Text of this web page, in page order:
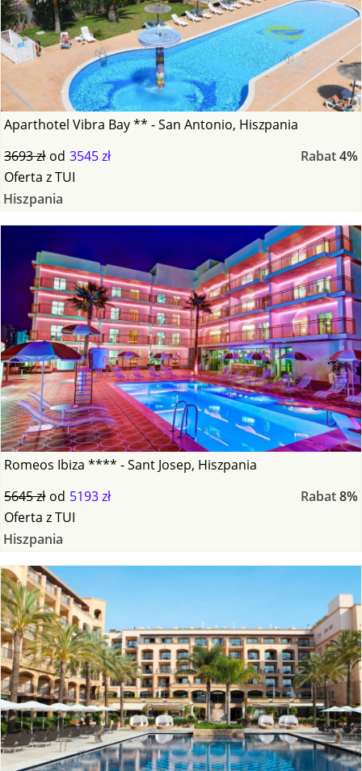
Aparthotel Vibra Bay ** - San Antonio, Hiszpania
3693 zł od 3545 zł Rabat4%
Oferta zTUI
Hiszpania
Romeos Ibiza **** - Sant Josep, Hiszpania
5645 zł od 5193 zł Rabat8%
Oferta zTUI
Hiszpania